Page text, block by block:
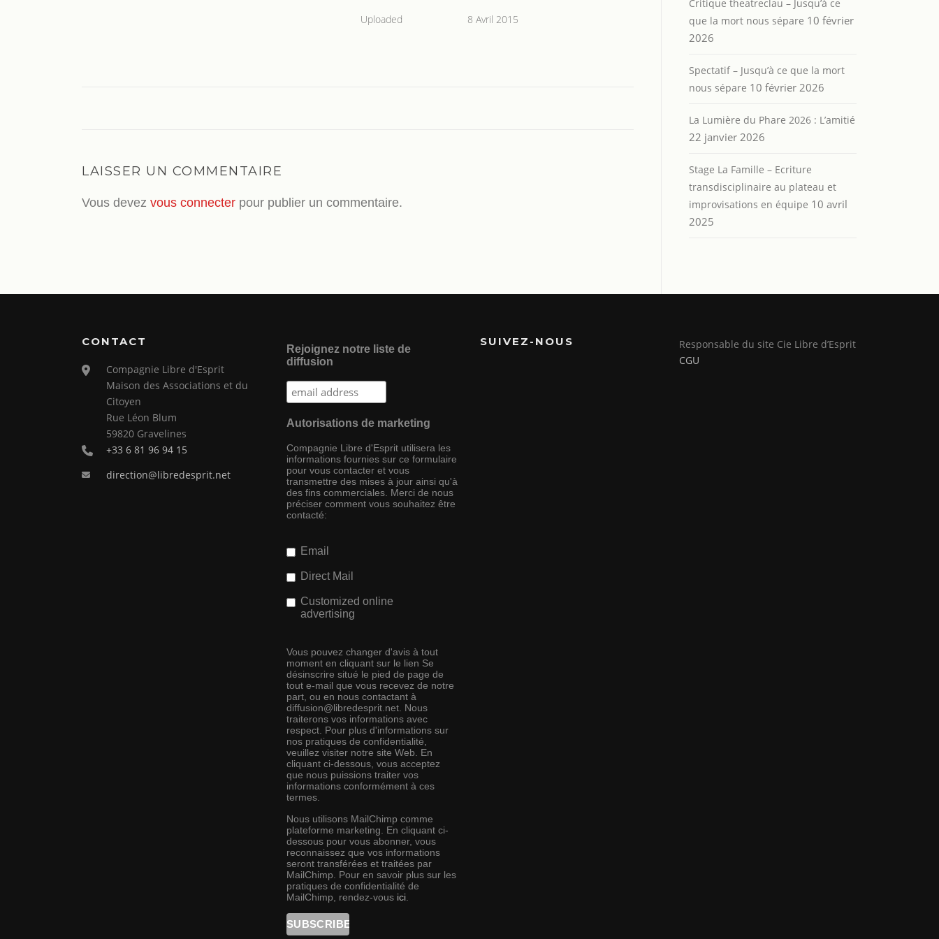
Uploaded 8 Avril 2015
LAISSER UN COMMENTAIRE
Vous devez vous connecter pour publier un commentaire.
Critique theatreclau – Jusqu’à ce
que la mort nous sépare 10 février
2026
Spectatif – Jusqu’à ce que la mort
nous sépare 10 février 2026
La Lumière du Phare 2026 : L’amitié
22 janvier 2026
Stage La Famille – Ecriture
transdisciplinaire au plateau et
improvisations en équipe 10 avril
2025
CONTACT
Compagnie Libre d'Esprit
Maison des Associations et du
Citoyen
Rue Léon Blum
59820 Gravelines
+33 6 81 96 94 15
direction@libredesprit.net
Rejoignez notre liste de
diffusion
Autorisations de marketing
Compagnie Libre d'Esprit utilisera les
informations fournies sur ce formulaire
pour vous contacter et vous
transmettre des mises à jour ainsi qu'à
des fins commerciales. Merci de nous
préciser comment vous souhaitez être
contacté:
Email
Direct Mail
Customized online
advertising
Vous pouvez changer d'avis à tout
moment en cliquant sur le lien Se
désinscrire situé le pied de page de
tout e-mail que vous recevez de notre
part, ou en nous contactant à
diffusion@libredesprit.net. Nous
traiterons vos informations avec
respect. Pour plus d'informations sur
nos pratiques de confidentialité,
veuillez visiter notre site Web. En
cliquant ci-dessous, vous acceptez
que nous puissions traiter vos
informations conformément à ces
termes.
Nous utilisons MailChimp comme
plateforme marketing. En cliquant ci-
dessous pour vous abonner, vous
reconnaissez que vos informations
seront transférées et traitées par
MailChimp. Pour en savoir plus sur les
pratiques de confidentialité de
MailChimp, rendez-vous ici.
SUIVEZ-NOUS
Responsable du site Cie Libre d’Esprit
CGU